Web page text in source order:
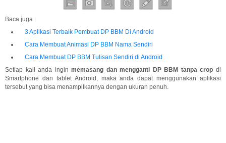
Baca juga :
3 Aplikasi Terbaik Pembuat DP BBM Di Android
Cara Membuat Animasi DP BBM Nama Sendiri
Cara Membuat DP BBM Tulisan Sendiri di Android
Setiap kali anda inginmemasang dan mengganti DP BBM tanpa crop di
Smartphone dan tablet Android, maka anda dapat menggunakan aplikasi
tersebut yang bisa menampilkannya dengan ukuran penuh.